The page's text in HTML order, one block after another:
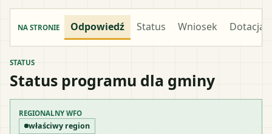
NA STRONIE Odpowiedź Status Wniosek Dotacja
STATUS
Status programu dla gminy
REGIONALNY WFO
właściwy region